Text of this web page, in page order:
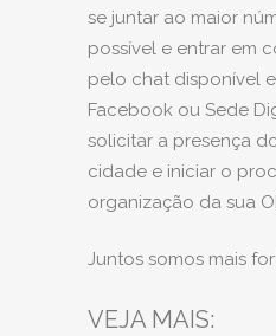
se juntar ao maior
possível e entrar em
pelo chat disponível
Facebook ou Sede
solicitar a presença
cidade e iniciar o
organização da sua
Juntos somos mais
VEJA MAIS: